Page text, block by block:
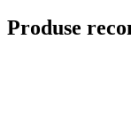
Produse